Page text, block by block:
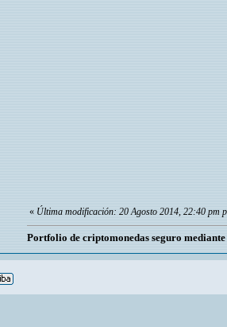
« Última modificación: 20 Agosto 2014, 22:40 pm
Portfolio de criptomonedas seguro